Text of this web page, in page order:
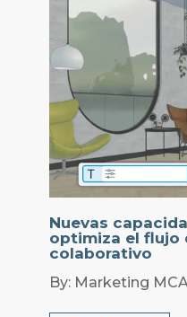
Nuevas
optimiza el flujo
colaborativo
By: Marketing